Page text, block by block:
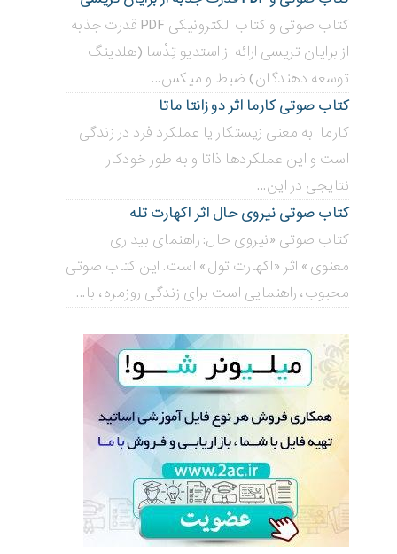
کتاب صوتی و کتاب الکترونیکی PDF قدرت جذبه
از برایان تریسی ارائه از استدیو تِدْسا (هلدینگ
توسعه دهندگان) ضبط و میکس...
کتاب صوتی کارما اثر دو زانتا ماتا
کارما به معنی زیستکار یا عملکرد فرد در زندگی
است و این عملکردها ذاتا و به طور خودکار
نتایجی در این...
کتاب صوتی نیروی حال اثر اکهارت تله
کتاب صوتی «نیروی حال: راهنمای بیداری
معنوی» اثر «اکهارت تول» است. این کتاب صوتی
محبوب، راهنمایی است برای زندگی روزمره، با...